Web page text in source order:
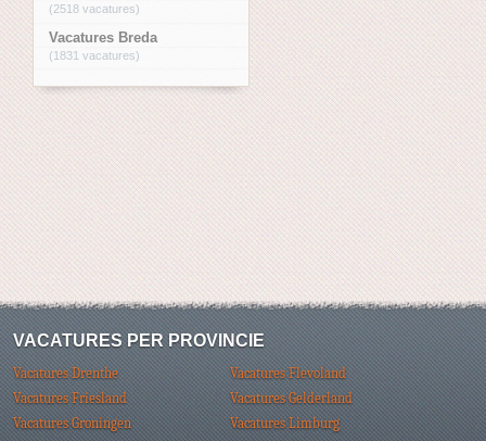
(2518 vacatures)
Vacatures Breda
(1831 vacatures)
VACATURES PER PROVINCIE
Vacatures Drenthe
Vacatures Flevoland
Vacatures Friesland
Vacatures Gelderland
Vacatures Groningen
Vacatures Limburg